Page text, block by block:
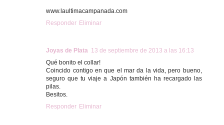
www.laultimacampanada.com
Responder Eliminar
Joyas de Plata 13 de septiembre de 2013 a las 16:13
Qué bonito el collar!
Coincido contigo en que el mar da la vida, pero bueno,
seguro que tu viaje a Japón también ha recargado las
pilas.
Besitos.
Responder Eliminar